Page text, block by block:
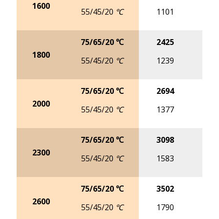
1600
55/45/20 ℃
1101
1800
75/65/20 ℃
55/45/20 ℃
2425
1239
2000
75/65/20 ℃
55/45/20 ℃
2694
1377
2300
75/65/20 ℃
55/45/20 ℃
3098
1583
2600
75/65/20 ℃
55/45/20 ℃
3502
1790